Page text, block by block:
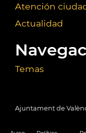
Atención
Actualidad
Temas
Ajuntament de